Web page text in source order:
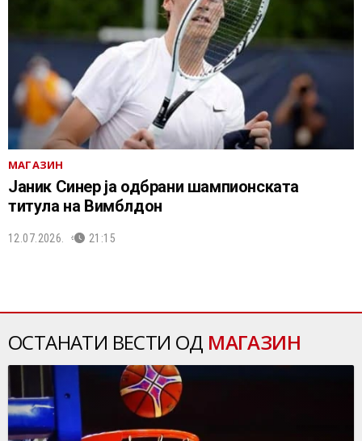
МАГАЗИН
Јаник Синер ја одбрани шампионската
титула на Вимблдон
12.07.2026. 21:15
ОСТАНАТИ ВЕСТИ ОД МАГАЗИН